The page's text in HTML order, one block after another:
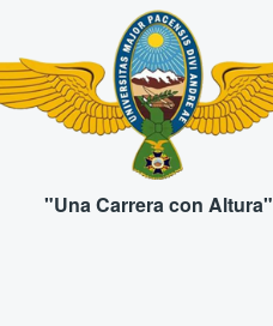
"Una Carrera con Altura"